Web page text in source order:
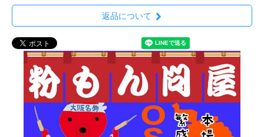
返品について